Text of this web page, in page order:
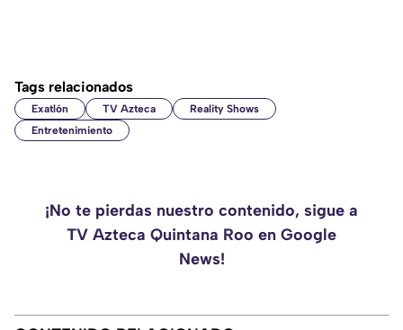
Tags relacionados
Exatlón TV Azteca
Reality Shows
Entretenimiento
¡No te pierdas nuestro contenido, sigue a
TV Azteca Quintana Roo en Google
News!